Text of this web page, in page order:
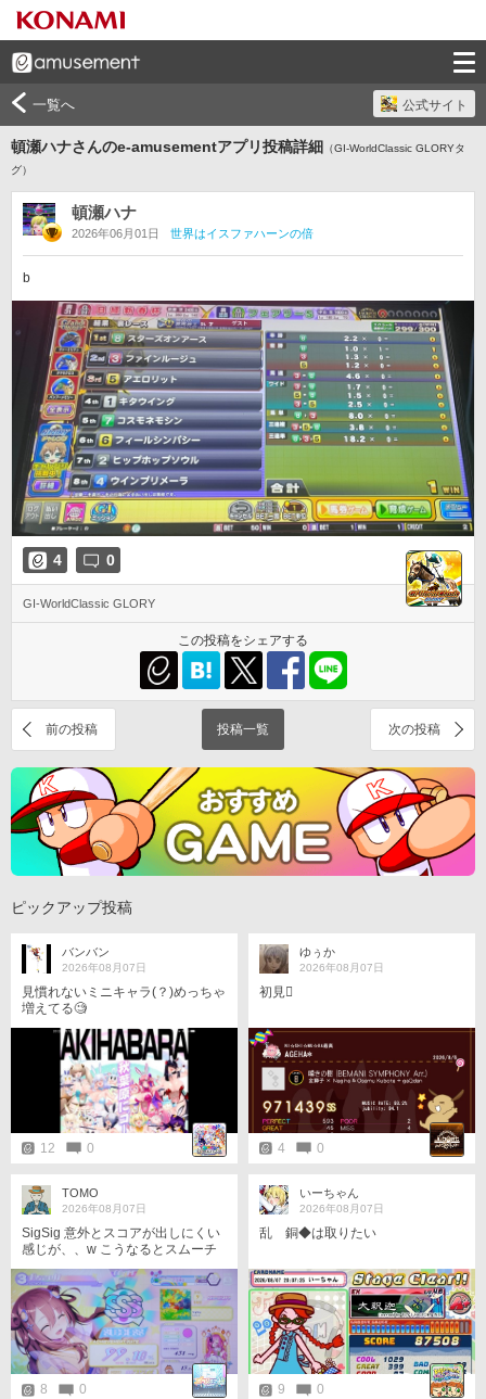
一覧へ 公式サイト
頓瀬ハナさんのe-amusementアプリ投稿詳細 （GI-WorldClassic GLORYタ
グ）
頓瀬ハナ
2026年06月01日 世界はイスファハーンの倍
b
4 0
GI-WorldClassic GLORY
この投稿をシェアする
前の投稿 投稿一覧 次の投稿
ピックアップ投稿
バンバン
2026年08月07日
見慣れないミニキャラ(？)めっちゃ
増えてる🧐
12 0
ゆぅか
2026年08月07日
初見󾭖
4 0
TOMO
2026年08月07日
SigSig 意外とスコアが出しにくい
感じが、、w こうなるとスムーチ
も来てほしいですね (⁠・⁠ω⁠・⁠)★
8 0
いーちゃん
2026年08月07日
乱 銅◆は取りたい
9 0